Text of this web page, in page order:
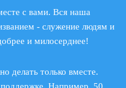
с вами. Вся наша
- служение людям и
и милосерднее!
делать только вместе.